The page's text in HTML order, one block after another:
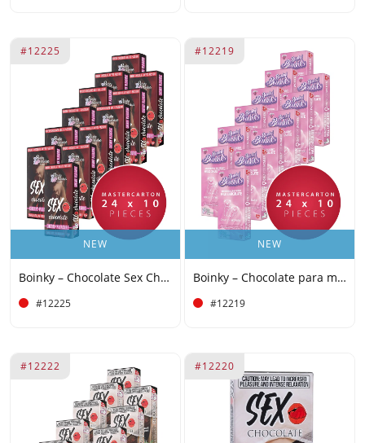
NEW
#12225
Boinky – Chocolate Sex Cherry - Caja grande de 24 x 10
#12225
NEW
#12219
Boinky – Chocolate para mujeres - Caja grande 24x10
#12219
#12222 #12220